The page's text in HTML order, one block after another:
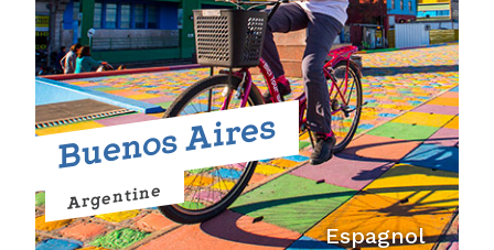
Buenos Aires
Argentine
Espagnol